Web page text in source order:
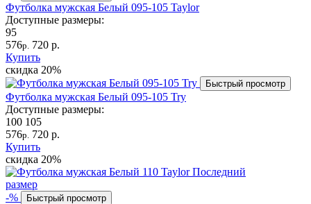
Футболка мужская Белый 095-105 Taylor
Доступные размеры:
95
576р. 720 р.
Купить
скидка 20%
Быстрый просмотр
Футболка мужская Белый 095-105 Try
Доступные размеры:
100 105
576р. 720 р.
Купить
скидка 20%
Последний
размер
-%
Быстрый просмотр